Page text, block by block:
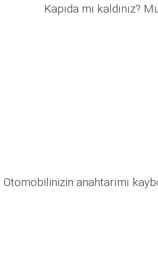
Kapıda mı kaldınız?
Otomobilinizin anahtarımı